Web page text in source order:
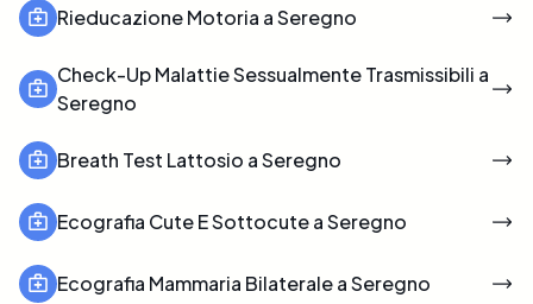
Rieducazione Motoria a Seregno
Check-Up Malattie Sessualmente Trasmissibili a
Seregno
Breath Test Lattosio a Seregno
Ecografia Cute E Sottocute a Seregno
Ecografia Mammaria Bilaterale a Seregno